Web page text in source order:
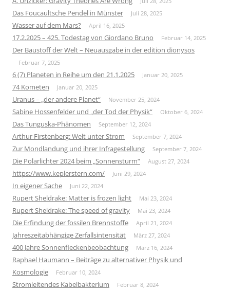
Das Foucaultsche Pendel in Münster Juli 28, 2025
Wasser auf dem Mars? April 16, 2025
17.2.2025 – 425. Todestag von Giordano Bruno Februar 14, 2025
Der Baustoff der Welt – Neuausgabe in der edition dionysos
Februar 7, 2025
6 (7) Planeten in Reihe um den 21.1.2025 Januar 20, 2025
74 Kometen Januar 20, 2025
Uranus – „der andere Planet“ November 25, 2024
Sabine Hossenfelder und „der Tod der Physik“ Oktober 6, 2024
Das Tunguska-Phänomen September 12, 2024
Arthur Firstenberg: Welt unter Strom September 7, 2024
Zur Mondlandung und ihrer Infragestellung September 7, 2024
Die Polarlichter 2024 beim „Sonnensturm“ August 27, 2024
https://www.keplerstern.com/ Juni 29, 2024
In eigener Sache Juni 22, 2024
Rupert Sheldrake: Matter is frozen light Mai 23, 2024
Rupert Sheldrake: The speed of gravity Mai 23, 2024
Die Erfindung der fossilen Brennstoffe April 21, 2024
Jahreszeitabhängige Zerfallsintensität März 27, 2024
400 Jahre Sonnenfleckenbeobachtung März 16, 2024
Raphael Haumann – Beiträge zu alternativer Physik und
Kosmologie
Februar 10, 2024
Stromleitendes Kabelbakterium Februar 8, 2024